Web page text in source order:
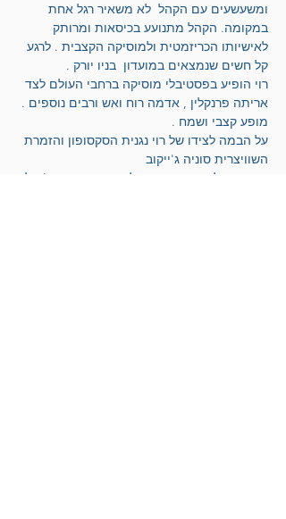
ומשעשעים עם הקהל  לא משאיר רגל אחת
במקומה. הקהל מתנועע בכיסאות ומרותק
לאישיותו הכריזמטית ולמוסיקה הקצבית . לרגע
קל חשים שנמצאים במועדון  בניו יורק .
רוי הופיע בפסטיבלי מוסיקה ברחבי העולם לצד
אריתה פרנקלין , אדמה רוח ואש ורבים נוספים .
מופע קצבי ושמח .
על הבמה לצידו של רוי נגנית הסקסופון והזמרת
השוויצרית סוניה ג'ייקוב
המופע מלווה בנגנים, בצילום חי ובקטעי ויז'ואל .